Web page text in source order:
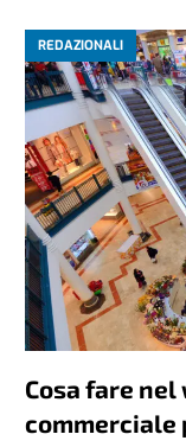
REDAZIONALI
Cosa fare
commerciale